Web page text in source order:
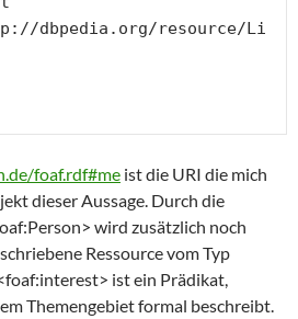
dbpedia.org/resource/Li
foaf.rdf#me ist die URI die mich
dieser Aussage. Durch die
wird zusätzlich noch
Ressource vom Typ
ist ein Prädikat,
Themengebiet formal beschreibt.